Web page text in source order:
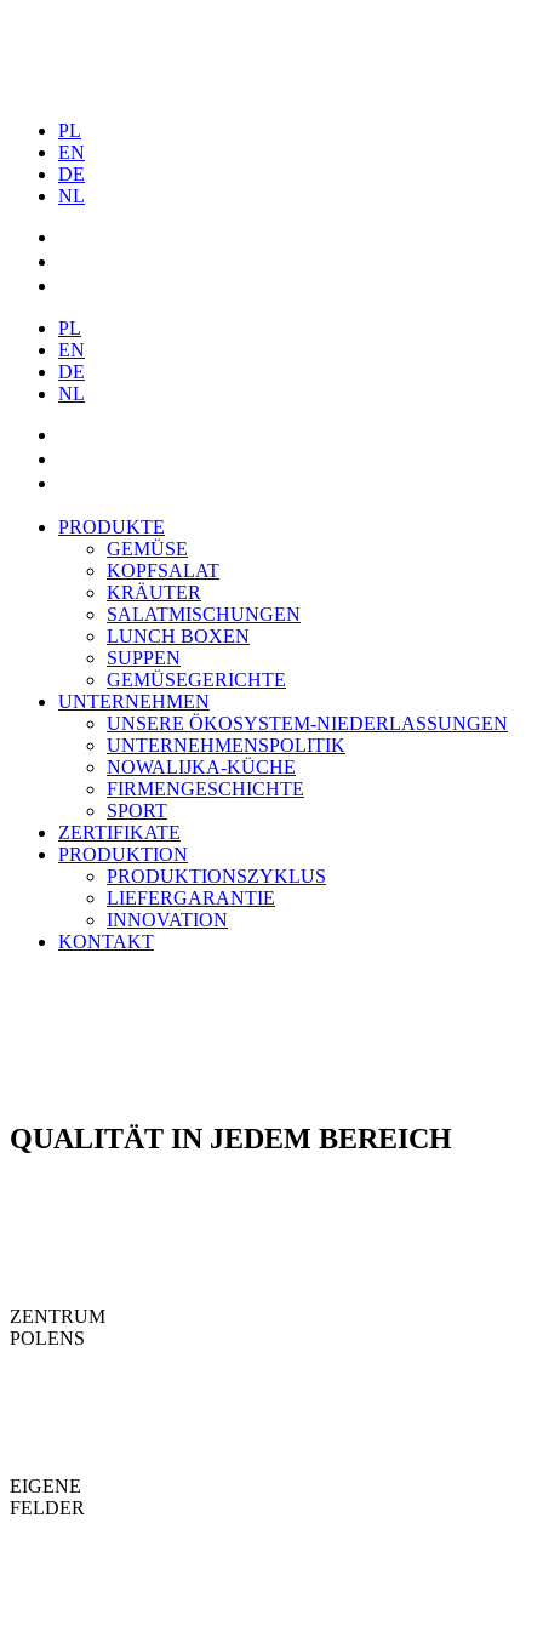
PL
EN
DE
NL
PL
EN
DE
NL
PRODUKTE
GEMÜSE
KOPFSALAT
KRÄUTER
SALATMISCHUNGEN
LUNCH BOXEN
SUPPEN
GEMÜSEGERICHTE
UNTERNEHMEN
UNSERE ÖKOSYSTEM-NIEDERLASSUNGEN
UNTERNEHMENSPOLITIK
NOWALIJKA-KÜCHE
FIRMENGESCHICHTE
SPORT
ZERTIFIKATE
PRODUKTION
PRODUKTIONSZYKLUS
LIEFERGARANTIE
INNOVATION
KONTAKT
QUALITÄT IN JEDEM BEREICH
ZENTRUM
POLENS
EIGENE
FELDER